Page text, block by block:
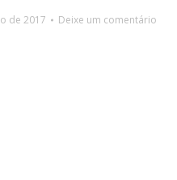
de 2017
Deixe um comentário